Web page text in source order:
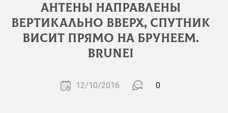
Антены направлены
вертикально вверх, спутник
висит прямо на Брунеем.
Brunei
12/10/2016 0